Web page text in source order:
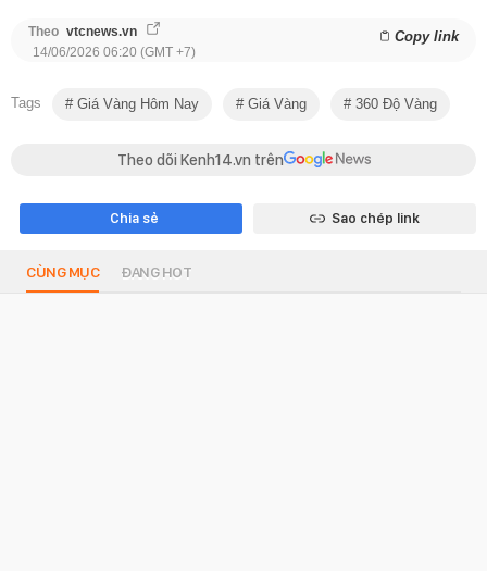
Theo vtcnews.vn Copy link
14/06/2026 06:20 (GMT +7)
Tags Giá Vàng Hôm Nay Giá Vàng 360 Độ Vàng
Theo dõi Kenh14.vn trên
Chia sẻ Sao chép link
CÙNG MỤC ĐANG HOT